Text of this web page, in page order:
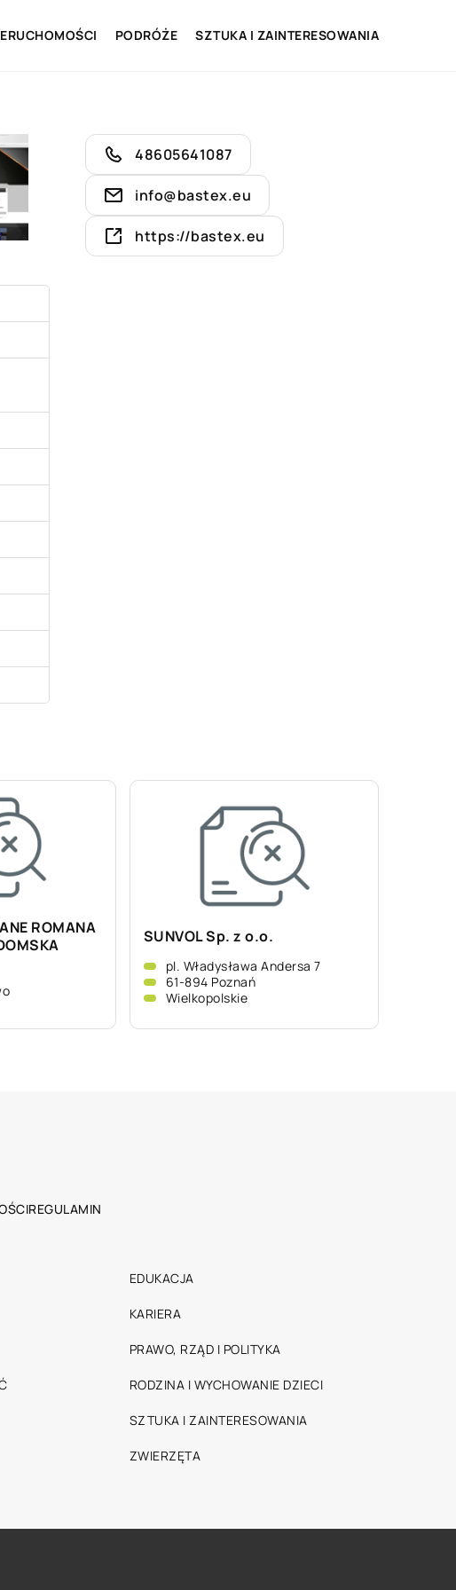
PODRÓŻE SZTUKA I ZAINTERESOWANIA
48605641087
info@bastex.eu
https://bastex.eu
ROMANA
SUNVOL Sp. z o.o.
pl. Władysława Andersa 7
61-894 Poznań
Wielkopolskie
REGULAMIN
EDUKACJA
KARIERA
PRAWO, RZĄD I POLITYKA
RODZINA I WYCHOWANIE DZIECI
SZTUKA I ZAINTERESOWANIA
ZWIERZĘTA